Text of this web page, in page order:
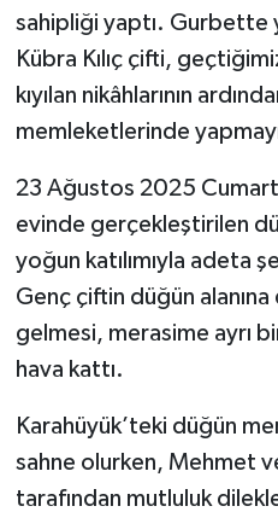
sahipliği yaptı. Gurbette
Kübra Kılıç çifti,
kıyılan nikâhlarının
memleketlerinde
23 Ağustos 2025
evinde gerçekleştirilen
yoğun katılımıyla adeta
Genç çiftin düğün
gelmesi, merasime ayrı
hava kattı.
Karahüyük’teki düğün
sahne olurken, Mehmet
tarafından mutluluk